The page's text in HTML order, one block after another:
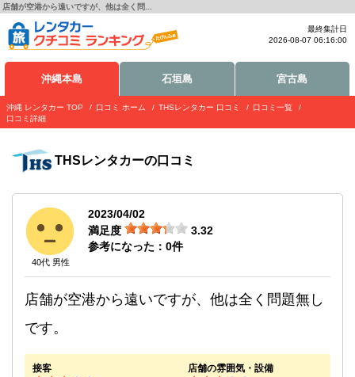
店舗が空港から遠いですが、他は全く問...
最終集計日
2026-08-07 06:16:00
沖縄本島 石垣島 宮古島
沖縄 レンタカー TOP 口コミ ホーム THSレンタカー 口コミ
口コミ一覧
口コミ詳細
THSレンタカーの口コミ
40代 男性
2023/04/02
満足度
3.32
参考になった： 0件
店舗が空港から遠いですが、他は全く問題無し
です。
接客 店舗の雰囲気・設備